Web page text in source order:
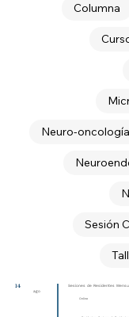
Columna
Neuro-oncología
Sesión
14
ago
Sesiones de Residentes
Online